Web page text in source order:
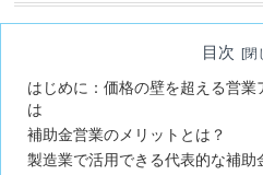
目次
はじめに：価格の壁を超える営業
は
補助金営業のメリットとは？
製造業で活用できる代表的な補助